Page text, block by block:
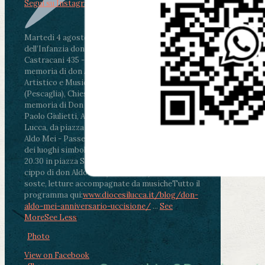
Martedì 4 agosto2026
ore 11:30 - Lucca, Scuola
dell’Infanzia don Aldo Mei - Viale Castruccio
Castracani 435 - Inaugurazione murales in
memoria di don Aldo Mei curato dal Liceo
Artistico e Musicale “Passaglia”
ore 18 - Fiano
(Pescaglia), Chiesa parrocchiale - Messa in
memoria di Don Aldo Mei celebrata da mons.
Paolo Giulietti, Arcivescovo di Lucca
ore 20.30 -
Lucca, da piazza San Michele al Cippo di don
Aldo Mei - Passeggiata della Memoria in alcuni
dei luoghi simbolo della città. Ritrovo alle ore
20.30 in piazza San Michele con conclusione al
cippo di don Aldo Mei (Porta Elisa). Durante le
soste, letture accompagnate da musicheTutto il
programma qui:www.diocesilucca.it/blog/don-
aldo-mei-anniversario-uccisione/ ... See
MoreSee Less
Photo
View on Facebook
Segui su Instagram